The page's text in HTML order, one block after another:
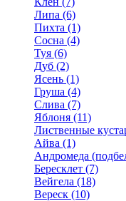
Липа (6)
Пихта (1)
Сосна (4)
Туя (6)
Дуб (2)
Ясень (1)
Груша (4)
Слива (7)
Яблоня (11)
Лиственные
Айва (1)
Андромеда
Бересклет (7)
Вейгела (18)
Вереск (10)